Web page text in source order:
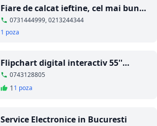
Fiare de calcat ieftine, cel mai bun
pret0731444999, 0213244344
1 poza
Flipchart digital interactiv 55''
SAMSUNG
0743128805
1 1 poza
Service Electronice in Bucuresti